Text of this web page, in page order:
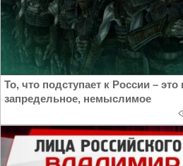
То, что подступает к России –
запредельное, немыслимое